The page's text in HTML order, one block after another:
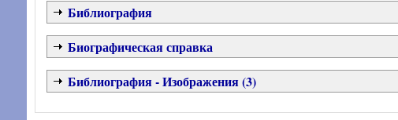
Библиография
Биографическая справка
Библиография - Изображения (3)